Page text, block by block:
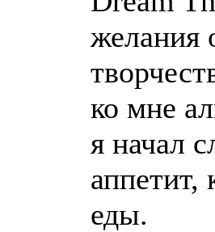
желания
ко мне
я начал
аппетит,
еды.